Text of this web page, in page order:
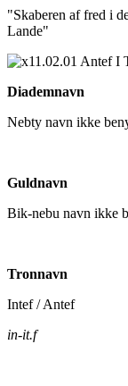
"Skaberen af fred i
Lande"
Diademnavn
Nebty navn ikke
Guldnavn
Bik-nebu navn ikke
Tronnavn
Intef / Antef
in-it.f